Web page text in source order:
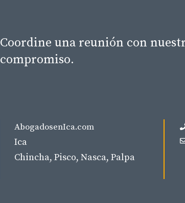
Coordine una reunión con
compromiso.
AbogadosenIca.com
Ica
Chincha, Pisco, Nasca, Palpa